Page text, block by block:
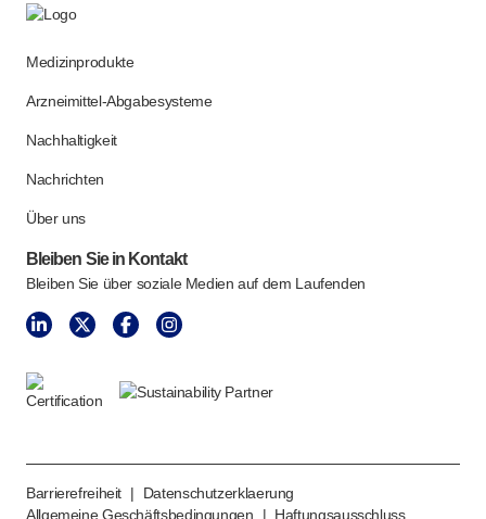
Medizinprodukte
Arzneimittel-Abgabesysteme
Nachhaltigkeit
Nachrichten
Über uns
Bleiben Sie in Kontakt
Bleiben Sie über soziale Medien auf dem Laufenden
Barrierefreiheit |
Datenschutzerklaerung
Allgemeine Geschäftsbedingungen
| Haftungsausschluss